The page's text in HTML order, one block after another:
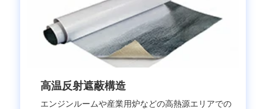
高温反射遮蔽構造
エンジンルームや産業用炉などの高熱源エリアでの